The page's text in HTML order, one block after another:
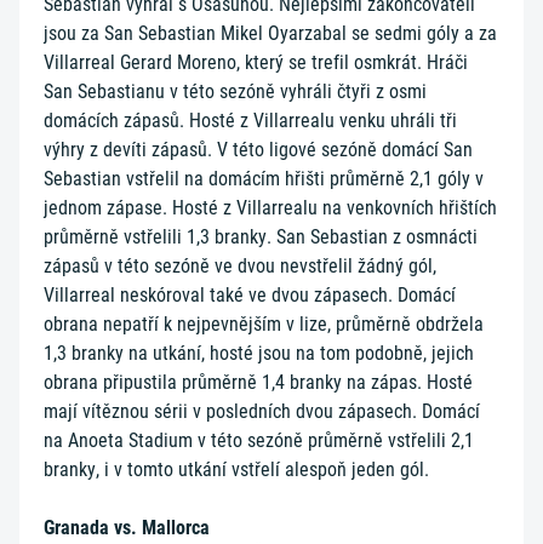
jsou za San Sebastian Mikel Oyarzabal se sedmi góly a za
Villarreal Gerard Moreno, který se trefil osmkrát. Hráči
San Sebastianu v této sezóně vyhráli čtyři z osmi
domácích zápasů. Hosté z Villarrealu venku uhráli tři
výhry z devíti zápasů. V této ligové sezóně domácí San
Sebastian vstřelil na domácím hřišti průměrně 2,1 góly v
jednom zápase. Hosté z Villarrealu na venkovních hřištích
průměrně vstřelili 1,3 branky. San Sebastian z osmnácti
zápasů v této sezóně ve dvou nevstřelil žádný gól,
Villarreal neskóroval také ve dvou zápasech. Domácí
obrana nepatří k nejpevnějším v lize, průměrně obdržela
1,3 branky na utkání, hosté jsou na tom podobně, jejich
obrana připustila průměrně 1,4 branky na zápas. Hosté
mají vítěznou sérii v posledních dvou zápasech. Domácí
na Anoeta Stadium v této sezóně průměrně vstřelili 2,1
branky, i v tomto utkání vstřelí alespoň jeden gól.
Granada vs. Mallorca